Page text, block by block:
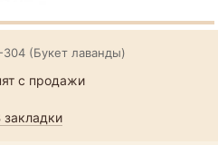
304 (Букет лаванды)
с продажи
закладки